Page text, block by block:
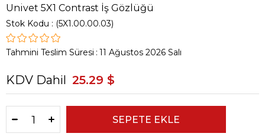
Univet 5X1 Contrast İş Gözlüğü
Stok Kodu (5X1.00.00.03)
Tahmini Teslim Süresi : 11 Ağustos 2026 Salı
KDV Dahil 25.29 $